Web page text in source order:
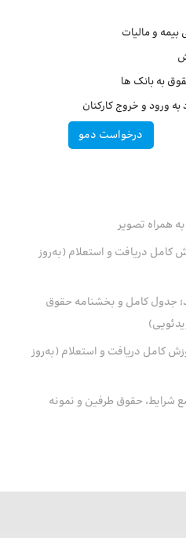
و مالیات
به بانک ها
ورود و خروج کارکنان
درخواست دمو
کامل دریافت و استعلام (به‌روز
1405 اعلام شد؛ جدول کامل و بخشنامه حقوق
کامل دریافت و استعلام (به‌روز
شرایط، حقوق طرفین و نمونه